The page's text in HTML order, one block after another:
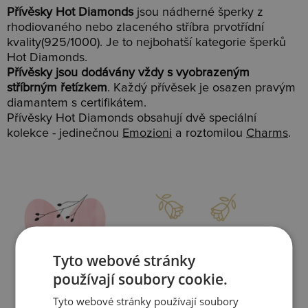
Přívěsky Hot Diamonds jsou nádherné šperky z
rhodiovaného nebo zlaceného stříbra prvotřídní
kvality(925/1000). Je to nejbohatší kategorie šperků
Hot Diamonds.
Přívěsky jsou dodávány vždy s vyobrazeným
stříbrným řetízkem. Každý přívěsek je osazen pravým
diamantem s certifikátem.
Přívěsky Hot Diamonds obsahují dvě speciální
kolekce - jedinečnou Emozioni a roztomilou Charms.
Slevy Doprava
Tyto webové stránky
používají soubory cookie.
Tyto webové stránky používají soubory